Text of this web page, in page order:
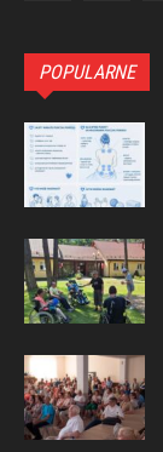
POPULARNE